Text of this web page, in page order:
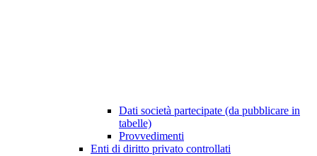
Dati società partecipate (da pubblicare in
tabelle)
Provvedimenti
Enti di diritto privato controllati